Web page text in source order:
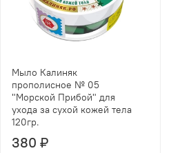
Мыло Калиняк
прополисное № 05
"Морской Прибой" для
ухода за сухой кожей тела
120гр.
380 ₽